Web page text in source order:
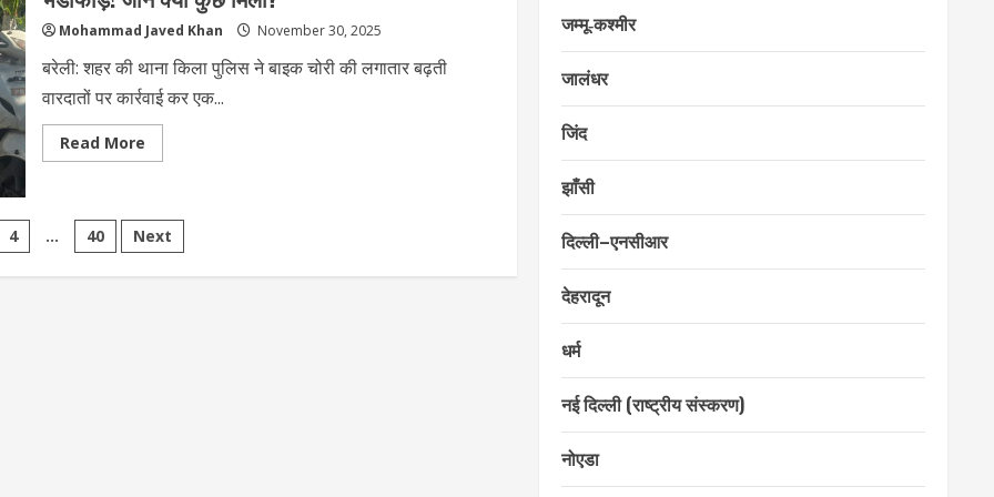
के
हंगामे
की
आशंका
Mohammad Javed Khan November 30, 2025
बरेली: शहर की थाना किला पुलिस ने बाइक चोरी की लगातार बढ़ती
वारदातों पर कार्रवाई कर एक...
Read MoreRead
more
की
बड़ी
कार्रवाई:
बाइक
4 … 40 Next
जम्मू‑कश्मीर
जालंधर
जिंद
झाँसी
दिल्ली–एनसीआर
देहरादून
धर्म
नई दिल्ली (राष्ट्रीय संस्करण)
नोएडा